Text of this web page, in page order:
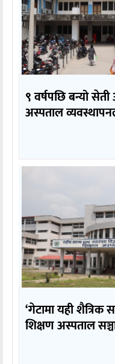
९ वर्षपछि बन्यो
अस्पताल
‘गेटामा यही
शिक्षण अस्पताल